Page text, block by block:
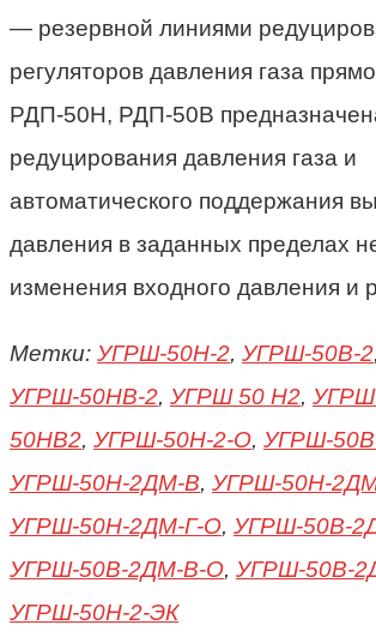
— резервной линиями
регуляторов давления газа
РДП-50Н, РДП-50В
редуцирования давления газа и
автоматического поддержания
давления в заданных пределах
изменения входного давления и
Метки: УГРШ-50Н-2, УГРШ-50В-2,
УГРШ-50НВ-2, УГРШ 50 Н2, УГРШ
50НВ2, УГРШ-50Н-2-О, УГРШ-
УГРШ-50Н-2ДМ-В, УГРШ-50Н-
УГРШ-50Н-2ДМ-Г-О, УГРШ-50В-
УГРШ-50В-2ДМ-В-О, УГРШ-50В-
УГРШ-50Н-2-ЭК